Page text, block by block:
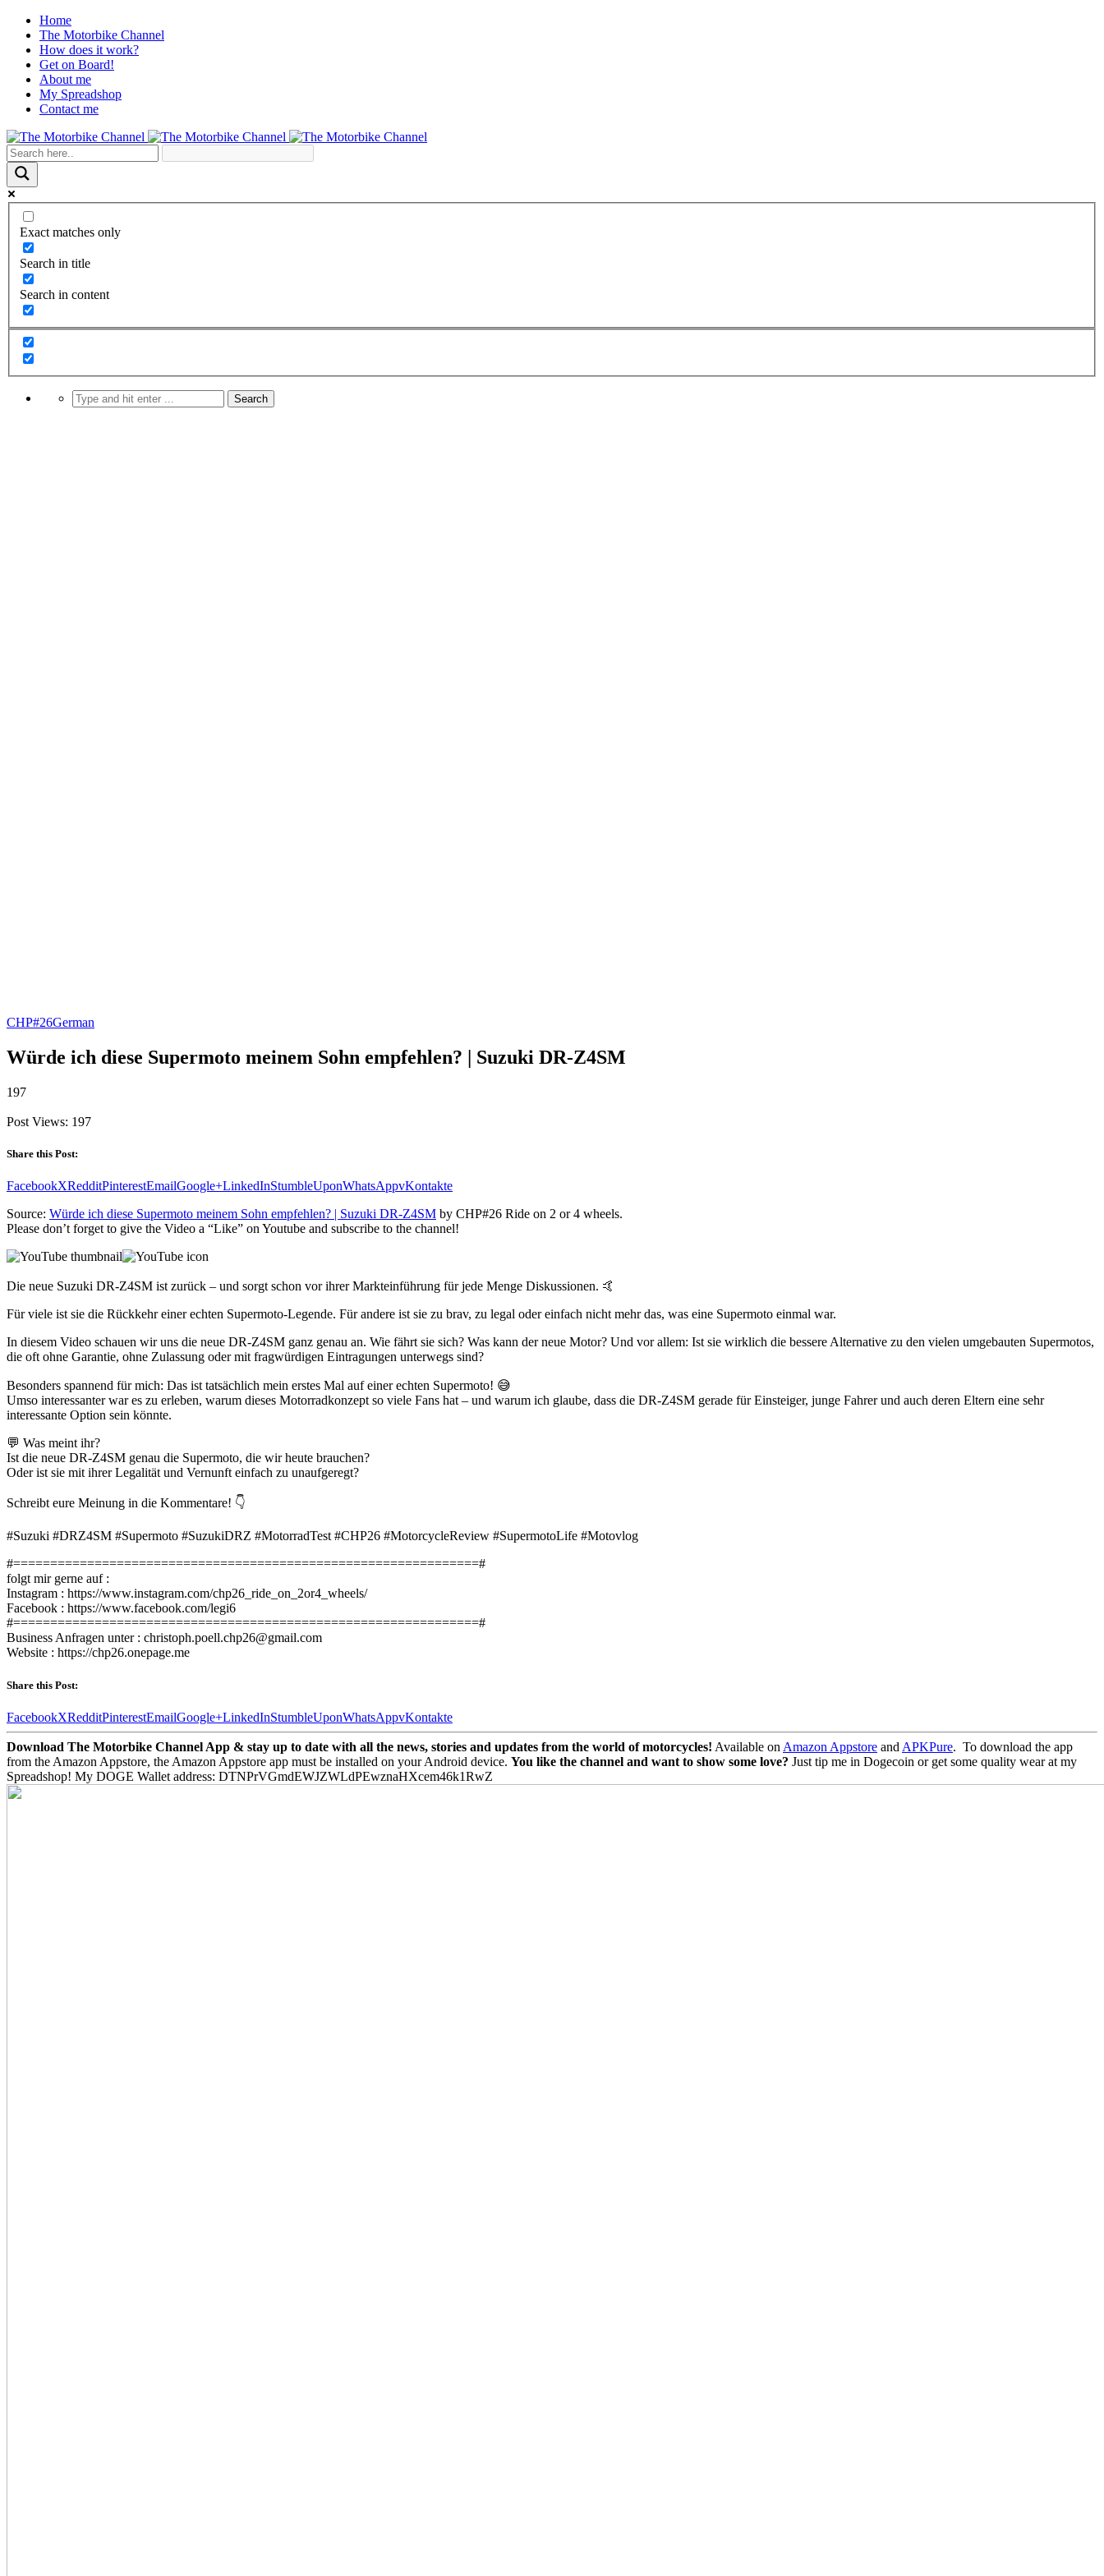
Home
The Motorbike Channel
How does it work?
Get on Board!
About me
My Spreadshop
Contact me
Exact matches only
Search in title
Search in content
CHP#26German
Würde ich diese Supermoto meinem Sohn empfehlen? | Suzuki DR-Z4SM
197
Post Views: 197
Share this Post:
FacebookXRedditPinterestEmailGoogle+LinkedInStumbleUponWhatsAppvKontakte
Source: Würde ich diese Supermoto meinem Sohn empfehlen? | Suzuki DR-Z4SM by CHP#26 Ride on 2 or 4 wheels.
Please don’t forget to give the Video a “Like” on Youtube and subscribe to the channel!
Die neue Suzuki DR-Z4SM ist zurück – und sorgt schon vor ihrer Markteinführung für jede Menge Diskussionen. 🤙
Für viele ist sie die Rückkehr einer echten Supermoto-Legende. Für andere ist sie zu brav, zu legal oder einfach nicht mehr das, was eine Supermoto einmal war.
In diesem Video schauen wir uns die neue DR-Z4SM ganz genau an. Wie fährt sie sich? Was kann der neue Motor? Und vor allem: Ist sie wirklich die bessere Alternative zu den vielen umgebauten Supermotos,
die oft ohne Garantie, ohne Zulassung oder mit fragwürdigen Eintragungen unterwegs sind?
Besonders spannend für mich: Das ist tatsächlich mein erstes Mal auf einer echten Supermoto! 😅
Umso interessanter war es zu erleben, warum dieses Motorradkonzept so viele Fans hat – und warum ich glaube, dass die DR-Z4SM gerade für Einsteiger, junge Fahrer und auch deren Eltern eine sehr
interessante Option sein könnte.
💬 Was meint ihr?
Ist die neue DR-Z4SM genau die Supermoto, die wir heute brauchen?
Oder ist sie mit ihrer Legalität und Vernunft einfach zu unaufgeregt?
Schreibt eure Meinung in die Kommentare! 👇
#Suzuki #DRZ4SM #Supermoto #SuzukiDRZ #MotorradTest #CHP26 #MotorcycleReview #SupermotoLife #Motovlog
#===============================================================#
folgt mir gerne auf :
Instagram : https://www.instagram.com/chp26_ride_on_2or4_wheels/
Facebook : https://www.facebook.com/legi6
#===============================================================#
Business Anfragen unter : christoph.poell.chp26@gmail.com
Website : https://chp26.onepage.me
Share this Post:
FacebookXRedditPinterestEmailGoogle+LinkedInStumbleUponWhatsAppvKontakte
Download The Motorbike Channel App & stay up to date with all the news, stories and updates from the world of motorcycles! Available on Amazon Appstore and APKPure. To download the app
from the Amazon Appstore, the Amazon Appstore app must be installed on your Android device. You like the channel and want to show some love? Just tip me in Dogecoin or get some quality wear at my
Spreadshop! My DOGE Wallet address: DTNPrVGmdEWJZWLdPEwznaHXcem46k1RwZ